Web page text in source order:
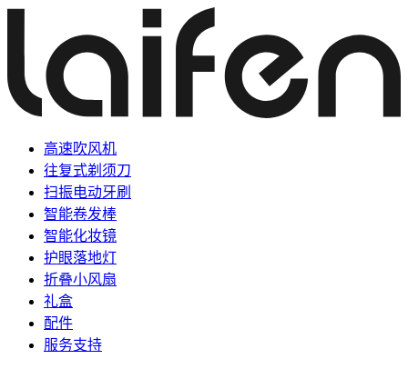
高速吹风机
往复式剃须刀
扫振电动牙刷
智能卷发棒
智能化妆镜
护眼落地灯
折叠小风扇
礼盒
配件
服务支持